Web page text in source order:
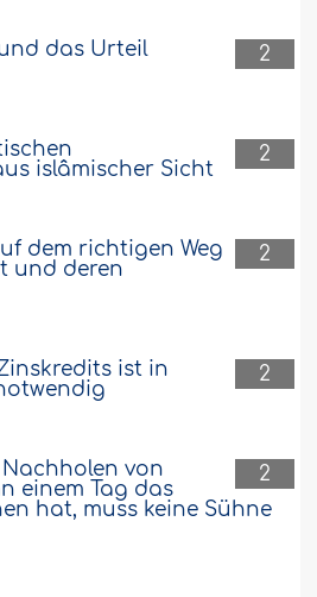
2
das Urteil
2
islâmischer Sicht
2
dem richtigen Weg
und deren
2
ist in
2
von
einem Tag das
hat, muss keine Sühne